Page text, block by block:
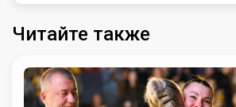
Читайте также